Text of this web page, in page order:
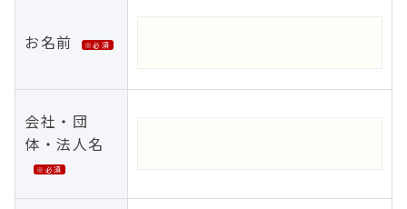
お名前 ※必須
会社・団
体・法人名
※必須